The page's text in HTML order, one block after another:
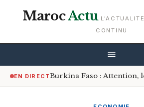
MarocActu
CONTINU
EN DIRECT